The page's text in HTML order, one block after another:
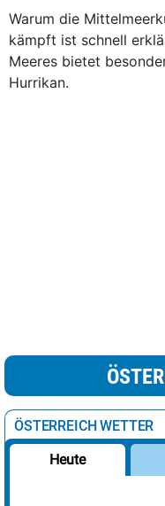
Warum die
kämpft ist schnell
Meeres bietet
Hurrikan.
ÖSTERREICH WETTER
Heute